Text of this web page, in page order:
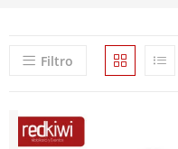
Filtro